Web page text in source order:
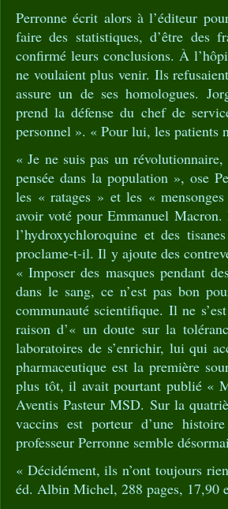
Perronne écrit alors à l’éditeur
faire des statistiques, d’être des
confirmé leurs conclusions. À
ne voulaient plus venir. Ils
assure un de ses homologues.
prend la défense du chef de
personnel ». « Pour lui, les patients
« Je ne suis pas un
pensée dans la population », ose
les « ratages » et les «
avoir voté pour Emmanuel
l’hydroxychloroquine et des
proclame-t-il. Il y ajoute des
« Imposer des masques pendant
dans le sang, ce n’est pas bon
communauté scientifique. Il ne
raison d’« un doute sur la
laboratoires de s’enrichir, lui qui
pharmaceutique est la première
plus tôt, il avait pourtant publié «
Aventis Pasteur MSD. Sur la
vaccins est porteur d’une
professeur Perronne semble
« Décidément, ils n’ont toujours
éd. Albin Michel, 288 pages, 17,90